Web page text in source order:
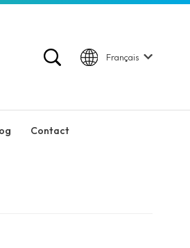
Français
Contact